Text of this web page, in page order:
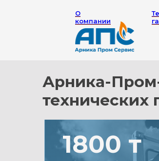
О
компании
1800 т
общий объём
газовых хранилищ
Арника-Пром-
технических